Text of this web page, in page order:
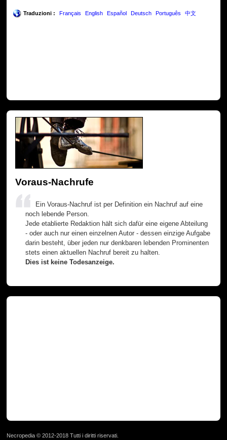
Traduzioni : Français English Español Deutsch Português 中文
Voraus-Nachrufe
Ein Voraus-Nachruf ist per Definition ein Nachruf auf eine
noch lebende Person.
Jede etablierte Redaktion hält sich dafür eine eigene Abteilung
- oder auch nur einen einzelnen Autor - dessen einzige Aufgabe
darin besteht, über jeden nur denkbaren lebenden Prominenten
stets einen aktuellen Nachruf bereit zu halten.
Dies ist keine Todesanzeige.
Necropedia © 2012-2018 Tutti i diritti riservati.